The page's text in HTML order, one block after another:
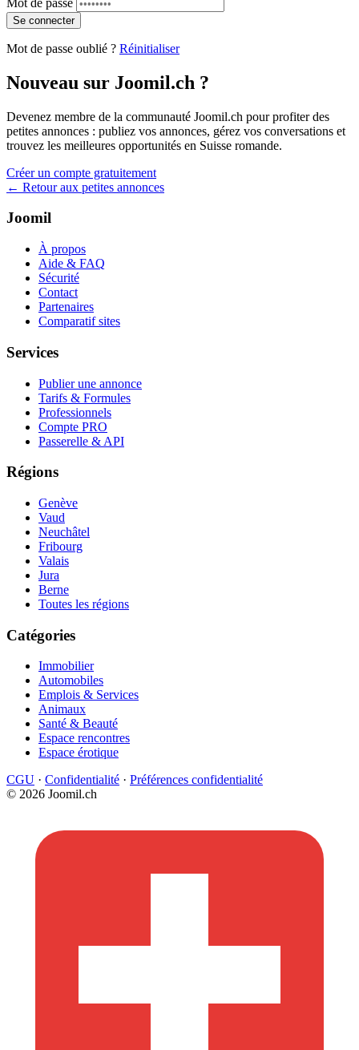
Se connecter
Mot de passe oublié ? Réinitialiser
Nouveau sur Joomil.ch ?
Devenez membre de la communauté Joomil.ch pour profiter des
petites annonces : publiez vos annonces, gérez vos conversations et
trouvez les meilleures opportunités en Suisse romande.
Créer un compte gratuitement
← Retour aux petites annonces
Joomil
À propos
Aide & FAQ
Sécurité
Contact
Partenaires
Comparatif sites
Services
Publier une annonce
Tarifs & Formules
Professionnels
Compte PRO
Passerelle & API
Régions
Genève
Vaud
Neuchâtel
Fribourg
Valais
Jura
Berne
Toutes les régions
Catégories
Immobilier
Automobiles
Emplois & Services
Animaux
Santé & Beauté
Espace rencontres
Espace érotique
CGU · Confidentialité · Préférences confidentialité
© 2026 Joomil.ch